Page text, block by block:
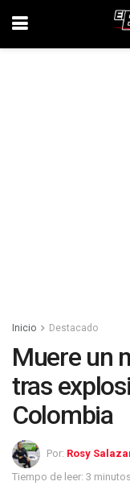
Inicio Destacado
Muere un
tras
Colombia
Por: Rosy
Tiempo de leer: 3